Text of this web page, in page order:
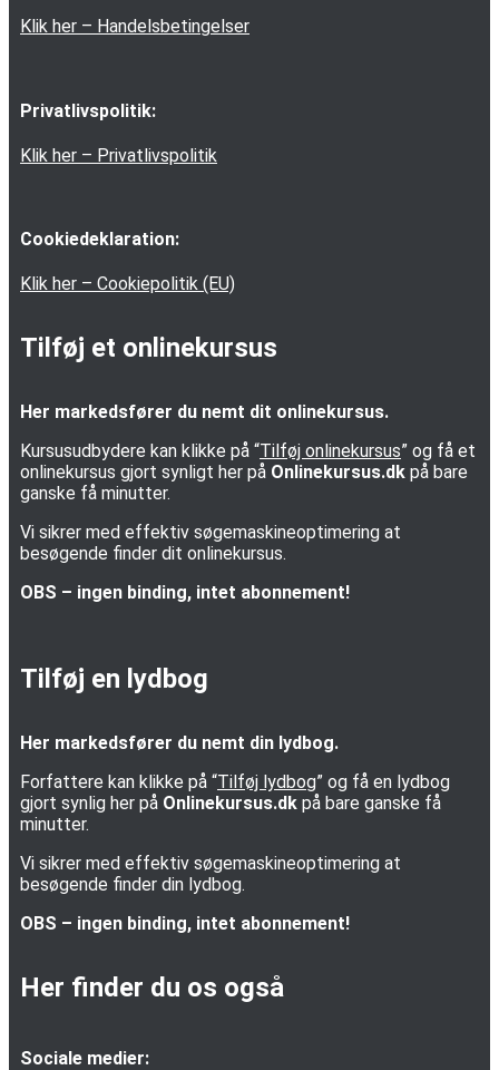
Klik her – Handelsbetingelser
Privatlivspolitik:
Klik her – Privatlivspolitik
Cookiedeklaration:
Klik her – Cookiepolitik (EU)
Tilføj et onlinekursus
Her markedsfører du nemt dit onlinekursus.
Kursusudbydere kan klikke på “Tilføj onlinekursus” og få et
onlinekursus gjort synligt her på Onlinekursus.dk på bare
ganske få minutter.
Vi sikrer med effektiv søgemaskineoptimering at
besøgende finder dit onlinekursus.
OBS – ingen binding, intet abonnement!
Tilføj en lydbog
Her markedsfører du nemt din lydbog.
Forfattere kan klikke på “Tilføj lydbog” og få en lydbog
gjort synlig her på Onlinekursus.dk på bare ganske få
minutter.
Vi sikrer med effektiv søgemaskineoptimering at
besøgende finder din lydbog.
OBS – ingen binding, intet abonnement!
Her finder du os også
Sociale medier: